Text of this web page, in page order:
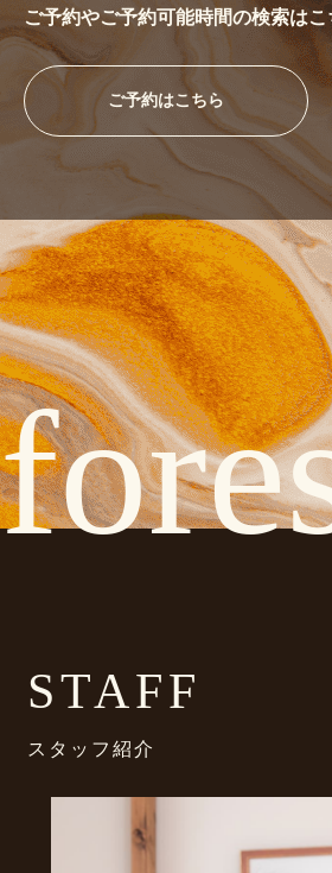
ご予約やご予約可能時間の検索は
ご予約はこちら
STAFF
スタッフ紹介